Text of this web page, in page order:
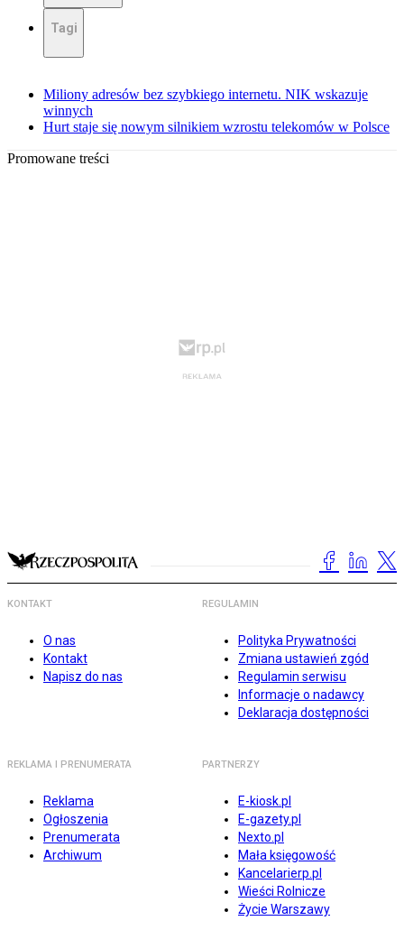
Tagi
Miliony adresów bez szybkiego internetu. NIK wskazuje
winnych
Hurt staje się nowym silnikiem wzrostu telekomów w Polsce
Promowane treści
KONTAKT
O nas
Kontakt
Napisz do nas
REGULAMIN
Polityka Prywatności
Zmiana ustawień zgód
Regulamin serwisu
Informacje o nadawcy
Deklaracja dostępności
REKLAMA I PRENUMERATA
Reklama
Ogłoszenia
Prenumerata
Archiwum
PARTNERZY
E-kiosk.pl
E-gazety.pl
Nexto.pl
Mała księgowość
Kancelarierp.pl
Wieści Rolnicze
Życie Warszawy